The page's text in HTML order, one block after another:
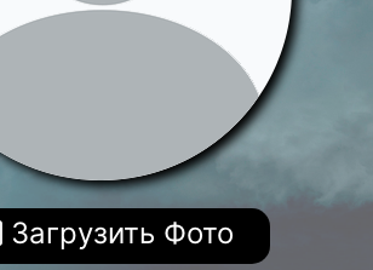
Загрузить Фото